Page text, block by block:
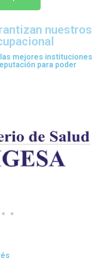
nuestros
mejores instituciones
para poder